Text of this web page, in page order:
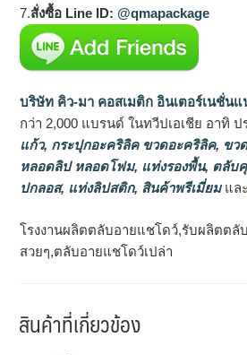
7.สั่งซื้อ Line ID: @qmapackage
บริษัท คิว-มา คอสเมติก อินเตอร์เนชั่นแ
กว่า 2,000 แบรนด์ ในทวีปเอเชีย อาทิ
แก้ว, กระปุกอะคริลิค ขวดอะคริลิค, ขว
หลอดลิป หลอดโฟม, แท่งรองพื้น, ตลับ
ปกลอส, แท่งลิปสติก, สินค้าพรีเมี่ยมและ
โรงงานผลิตตลับอายแชโดว์,รับผลิตต
สวยๆ,ตลับอายแชโดว์เปล่า
สินค้าที่เกี่ยวข้อง